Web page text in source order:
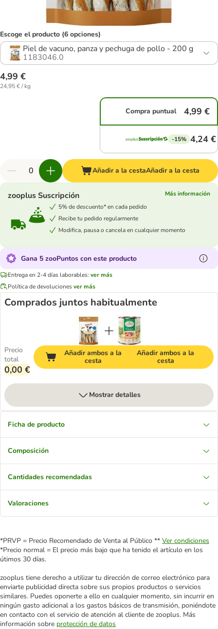
Escoge el producto (6 opciones)
Piel de vacuno, panza y pechuga de pollo - 200 g
1183046.0
4,99 €
24,95 € / kg
Compra puntual 4,99 €
-15% 4,24 €
Añadir a la cestaAñadir a la cesta
zooplus Suscripción
Más información
5% de descuento* en cada pedido
Recibe tu pedido regularmente
Modifica, pausa o cancela en cualquier momento
Gana 5 zooPuntos con este producto
Entrega en 2-4 días laborables: ver más
Política de devolucionesver más
Comprados juntos habitualmente
Precio
total
0,00 €
Añadir ambos a la
cesta
Añadir ambos a la
cesta
Mostrar detalles
Ficha de producto
Composición
Cantidades recomendadas
Valoraciones
*PRVP = Precio Recomendado de Venta al Público ** Ver condiciones
*Precio normal = El precio más bajo que ha tenido el artículo en los
útimos 30 días.
zooplus tiene derecho a utilizar tu dirección de correo electrónico para
enviarte publicidad directa sobre sus propios productos o servicios
similares. Puedes oponerte a ello en cualquier momento, sin incurrir en
ningún gasto adicional a los gastos básicos de transmisión, poniéndote
en contacto con el servicio de atención al cliente de zooplus. Más
información sobre protección de datos